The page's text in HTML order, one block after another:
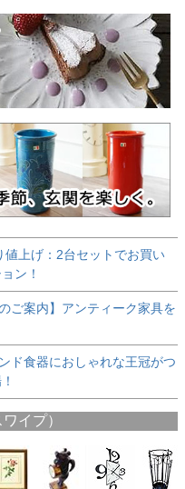
値上げ：2台セットでお買い
ン！
ご案内】アンティーク家具を
ド食器におしゃれな王冠がつ